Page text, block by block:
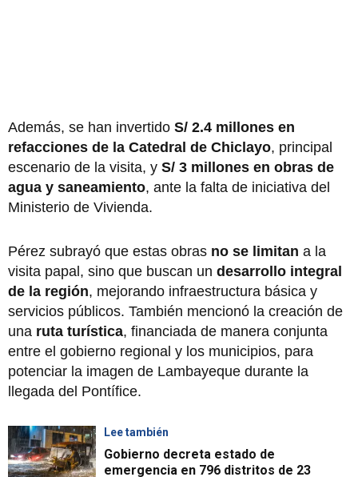
Además, se han invertido S/ 2.4 millones en
refacciones de la Catedral de Chiclayo, principal
escenario de la visita, y S/ 3 millones en obras de
agua y saneamiento, ante la falta de iniciativa del
Ministerio de Vivienda.
Pérez subrayó que estas obras no se limitan a la
visita papal, sino que buscan un desarrollo integral
de la región, mejorando infraestructura básica y
servicios públicos. También mencionó la creación de
una ruta turística, financiada de manera conjunta
entre el gobierno regional y los municipios, para
potenciar la imagen de Lambayeque durante la
llegada del Pontífice.
Lee también
Gobierno decreta estado de
emergencia en 796 distritos de 23